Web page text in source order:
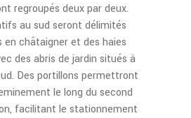
regroupés deux par deux.
au sud seront délimités
en châtaigner et des haies
des abris de jardin situés à
Des portillons permettront
le long du second
facilitant le stationnement